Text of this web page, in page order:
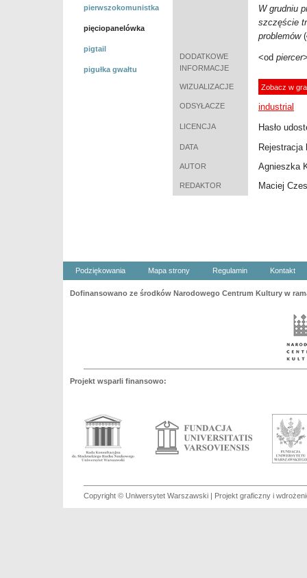
pierwszokomunistka
pięciopanelówka
pigtail
pigułka gwałtu
W grudniu
szczęście
problemów(
DODATKOWE
INFORMACJE
<od piercer
WIZUALIZACJE Zobacz w
ODSYŁACZE industrial
LICENCJA Hasło
DATA Rejestracja
AUTOR Agnieszka
REDAKTOR Maciej
Podziękowania Mapa strony Regulamin Kontakt
Dofinansowano ze środków Narodowego Centrum Kultury w
Projekt wsparli finansowo:
Copyright © Uniwersytet Warszawski | Projekt graficzny i